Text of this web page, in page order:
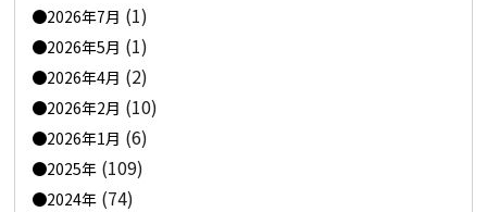
2026年7月 (1)
2026年5月 (1)
2026年4月 (2)
2026年2月 (10)
2026年1月 (6)
2025年 (109)
2024年 (74)